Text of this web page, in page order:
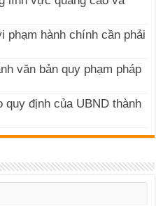
hành chính cần phải
văn bản quy phạm pháp
định của UBND thành